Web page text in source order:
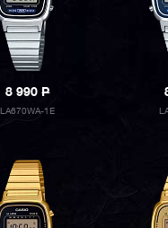
8 990P
LA670WA-1E